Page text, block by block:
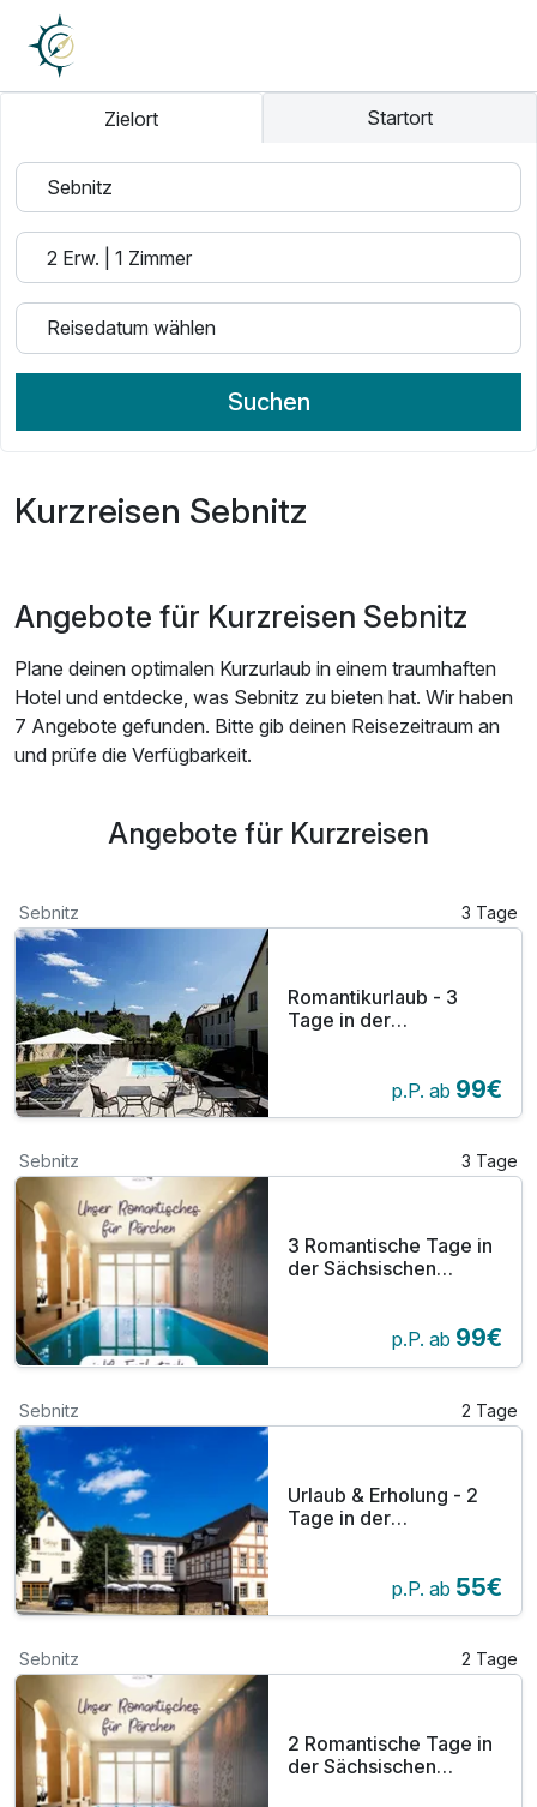
Zielort Startort
Suchen
Kurzreisen Sebnitz
Angebote für Kurzreisen Sebnitz
Plane deinen optimalen Kurzurlaub in einem traumhaften
Hotel und entdecke, was Sebnitz zu bieten hat. Wir haben
7 Angebote gefunden. Bitte gib deinen Reisezeitraum an
und prüfe die Verfügbarkeit.
Angebote für Kurzreisen
Sebnitz 3 Tage
Romantikurlaub - 3
Tage in der
p.P. ab 99€
Sebnitz 3 Tage
3 Romantische Tage in
der Sächsischen
p.P. ab 99€
Sebnitz 2 Tage
Urlaub & Erholung - 2
Tage in der
p.P. ab 55€
Sebnitz 2 Tage
2 Romantische Tage in
der Sächsischen